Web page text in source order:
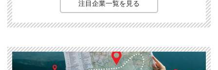
注目企業一覧を見る